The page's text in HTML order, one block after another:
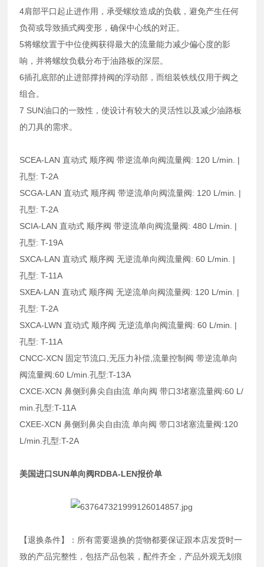
4肩部平口起止进作用，承受螺纹造成的负载，避免产生任何
负荷或导致插式阀变形，确保中心线的对正。
5将螺纹置于中位使阀获得最大的流量能力减少偏心度的影
响，并将螺纹负载分布于油路板的深层。
6插孔底部的止进部撑持阀的浮动部，而组装铁线仅用于阀之
组合。
7 SUN油口的一致性，使设计有较大的灵活性以及减少油路板
的刀具的需求。
SCEA-LAN 直动式 顺序阀 带逆流单向阀流量阀: 120 L/min. |
孔型: T-2A
SCGA-LAN 直动式 顺序阀 带逆流单向阀流量阀: 120 L/min. |
孔型: T-2A
SCIA-LAN 直动式 顺序阀 带逆流单向阀流量阀: 480 L/min. |
孔型: T-19A
SXCA-LAN 直动式 顺序阀 无逆流单向阀流量阀: 60 L/min. |
孔型: T-11A
SXEA-LAN 直动式 顺序阀 无逆流单向阀流量阀: 120 L/min. |
孔型: T-2A
SXCA-LWN 直动式 顺序阀 无逆流单向阀流量阀: 60 L/min. |
孔型: T-11A
CNCC-XCN 固定节流口,无压力补偿,流量控制阀 带逆流单向
阀流量阀:60 L/min.孔型:T-13A
CXCE-XCN 鼻侧到鼻尖自由流 单向阀 带口3堵塞流量阀:60 L/
min.孔型:T-11A
CXEE-XCN 鼻侧到鼻尖自由流 单向阀 带口3堵塞流量阀:120
L/min.孔型:T-2A
美国进口SUN单向阀RDBA-LEN报价单
【退换条件】：所有需要退换的货物都要保证跟本店发货时一
致的产品完整性，包括产品包装，配件齐全，产品外观无划痕